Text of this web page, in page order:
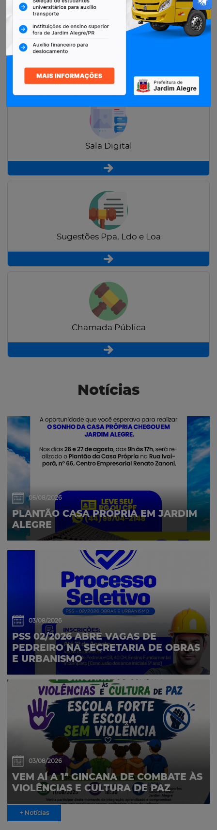
Restituição de Contribuintes
Sala Digital
Sugestões Ppa, Ldo e Loa
Chamada Pública
Notícias
05/08/2026
PLANTÃO CASA PRÓPRIA EM JARDIM
ALEGRE
03/08/2026
PSS 02/2026 ABRE VAGAS DE
PEDREIRO NA SECRETARIA DE OBRAS
E URBANISMO
03/08/2026
VEM AÍ A 1ª GINCANA DE COMBATE ÀS
VIOLÊNCIAS E CULTURA DE PAZ
+ Notícias